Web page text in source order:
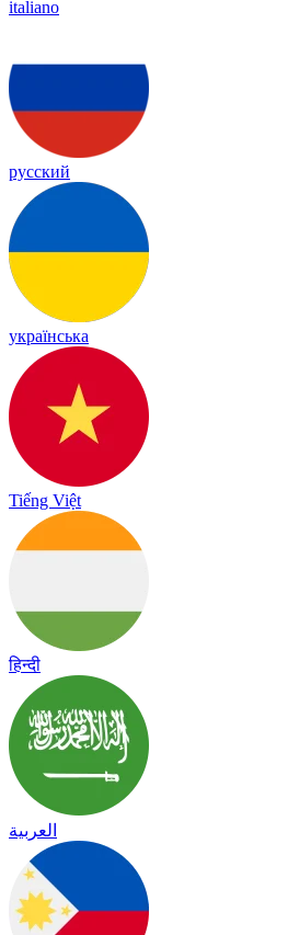
italiano
русский
українська
Tiếng Việt
हिन्दी
العربية